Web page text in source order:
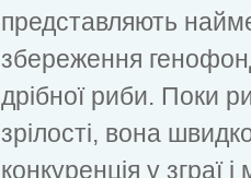
представляють
збереження
дрібної риби. Поки
зрілості, вона
конкуренція у зграї